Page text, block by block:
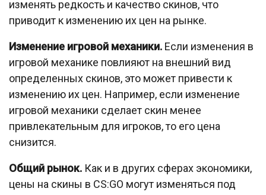
изменять редкость и качество скинов, что
приводит к изменению их цен на рынке.
Изменение игровой механики. Если изменения в
игровой механике повлияют на внешний вид
определенных скинов, это может привести к
изменению их цен. Например, если изменение
игровой механики сделает скин менее
привлекательным для игроков, то его цена
снизится.
Общий рынок. Как и в других сферах экономики,
цены на скины в CS:GO могут изменяться под